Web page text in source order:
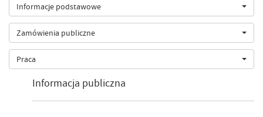
Informacje podstawowe
Zamówienia publiczne
Praca
Informacja publiczna